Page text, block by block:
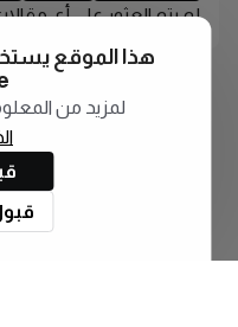
لم يتم العثور على أي
هذا الموقع
لمزيد من